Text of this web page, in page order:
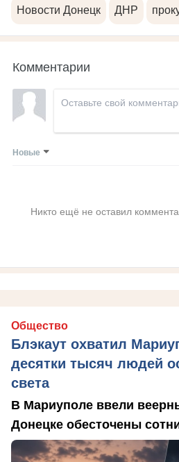
Новости Донецк ДНР
Комментарии
Новые
Никто ещё не оставил
Общество
Блэкаут охватил
десятки тысяч людей
света
В Мариуполе ввели
Донецке обесточены